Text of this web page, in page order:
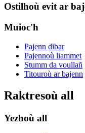
Ostilhoù evit ar
Muioc'h
Pajenn dibar
Pajennoù liammet
Stumm da voullañ
Titouroù ar bajenn
Raktresoù all
Yezhoù all